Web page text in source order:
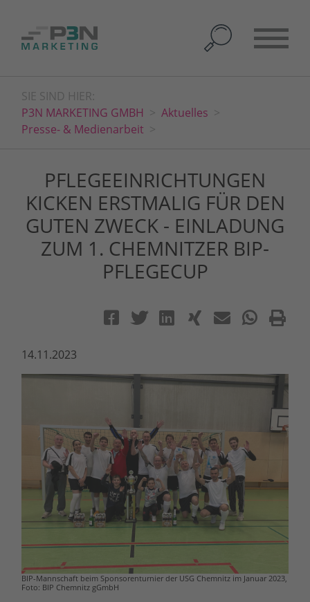
SIE SIND HIER:
P3N MARKETING GMBH
Aktuelles
Presse- & Medienarbeit
PFLEGEEINRICHTUNGEN
KICKEN ERSTMALIG FÜR DEN
GUTEN ZWECK - EINLADUNG
ZUM 1. CHEMNITZER BIP-
PFLEGECUP
14.11.2023
BIP-Mannschaft beim Sponsorenturnier der USG Chemnitz im Januar 2023,
Foto: BIP Chemnitz gGmbH